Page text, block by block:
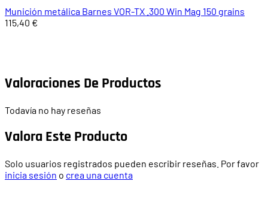
Munición metálica Barnes VOR-TX .300 Win Mag 150 grains
115,40 €
Valoraciones De Productos
Todavía no hay reseñas
Valora Este Producto
Solo usuarios registrados pueden escribir reseñas. Por favor
inicia sesión o crea una cuenta